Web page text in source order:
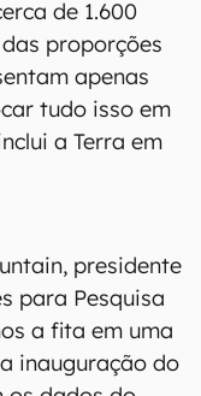
de 1.600
proporções
apenas
tudo isso em
a Terra em
presidente
para Pesquisa
a fita em uma
inauguração do